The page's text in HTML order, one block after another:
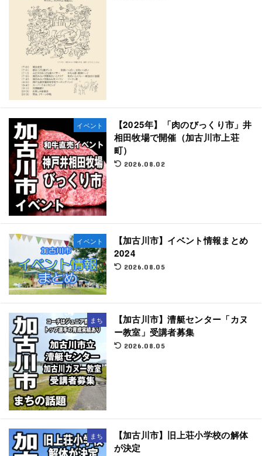
イベント
【2025年】「肉のびっくり市」井
相田牧場で開催（加古川市上荘
町）
2026.08.02
イベント
【加古川市】イベント情報まとめ
2024
2026.08.05
まち
【加古川市】漕艇センター「カヌ
ー教室」受講者募集
2026.08.05
まち
【加古川市】旧上荘小学校の解体
が決定